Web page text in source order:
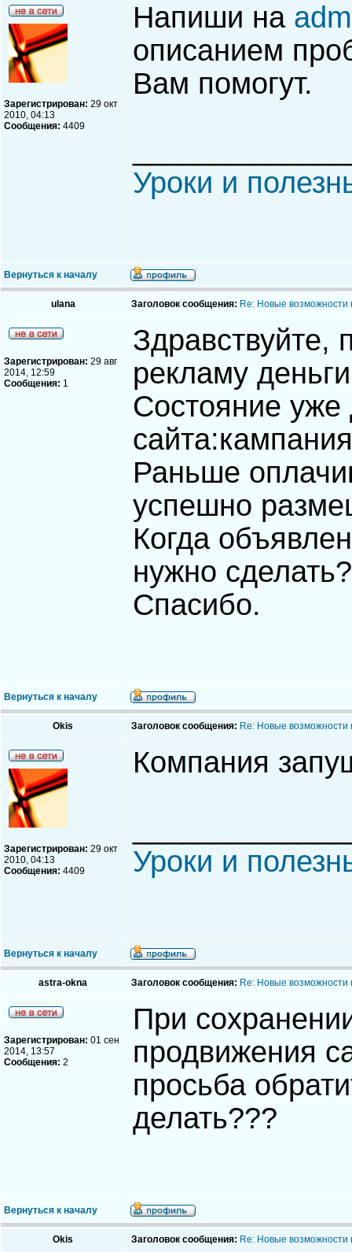
Зарегистрирован: 29 окт
2010, 04:13
Сообщения: 4409
Напиши на
описанием
Вам помогут.
Уроки и
Вернуться к началу
ulana Заголовок сообщения: Re: Новые возможности
Зарегистрирован: 29 авг
2014, 12:59
Сообщения: 1
Здравствуйте,
рекламу
Состояние уже
Раньше
успешно
Когда
нужно сделать?
Спасибо.
Вернуться к началу
Okis Заголовок сообщения: Re: Новые возможности
Зарегистрирован: 29 окт
2010, 04:13
Сообщения: 4409
Компания
Уроки и
Вернуться к началу
astra-okna Заголовок сообщения: Re: Новые возможности
Зарегистрирован: 01 сен
2014, 13:57
Сообщения: 2
При
продвижения
просьба
делать???
Вернуться к началу
Okis Заголовок сообщения: Re: Новые возможности